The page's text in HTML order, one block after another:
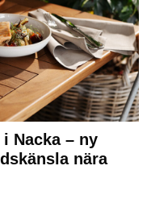
Nacka – ny
nära